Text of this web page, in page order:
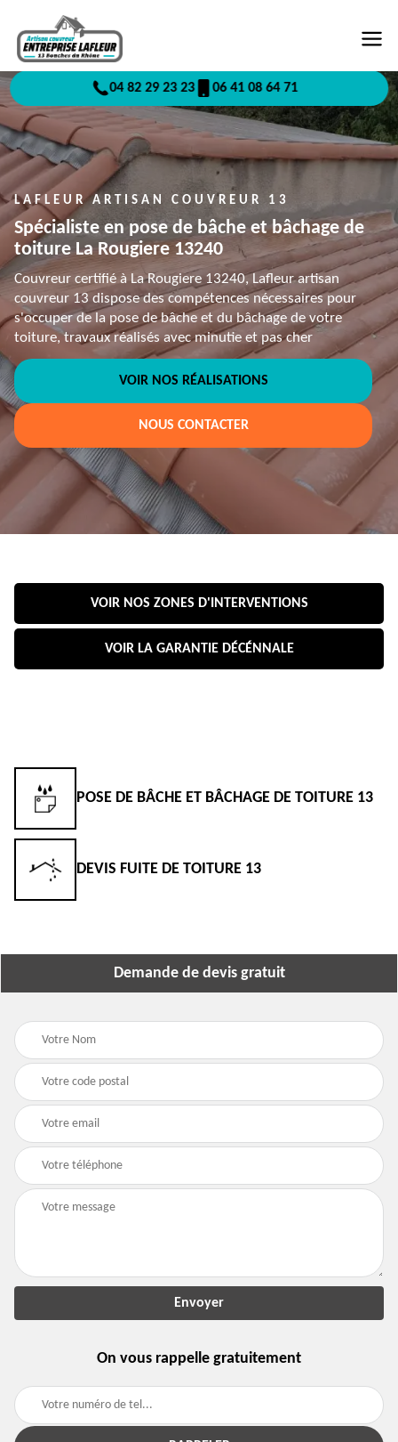
04 82 29 23 23 06 41 08 64 71
LAFLEUR ARTISAN COUVREUR 13
Spécialiste en pose de bâche et bâchage de
toiture La Rougiere 13240
Couvreur certifié à La Rougiere 13240, Lafleur artisan
couvreur 13 dispose des compétences nécessaires pour
s'occuper de la pose de bâche et du bâchage de votre
toiture, travaux réalisés avec minutie et pas cher
VOIR NOS RÉALISATIONS
NOUS CONTACTER
VOIR NOS ZONES D'INTERVENTIONS
VOIR LA GARANTIE DÉCÉNNALE
POSE DE BÂCHE ET BÂCHAGE DE TOITURE 13
DEVIS FUITE DE TOITURE 13
Demande de devis gratuit
On vous rappelle gratuitement